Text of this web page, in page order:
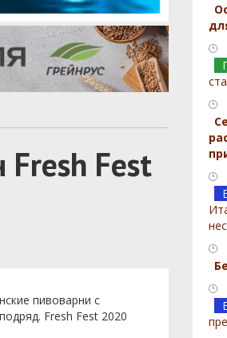
Fest
пивоварни с
. Fresh Fest 2020